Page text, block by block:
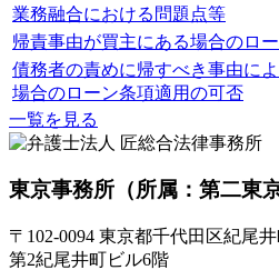
業務融合における問題点等
帰責事由が買主にある場合のロ
債務者の責めに帰すべき事由に
場合のローン条項適用の可否
一覧を見る
東京事務所 （所属：第二東
〒102-0094 東京都千代田区紀尾
第2紀尾井町ビル6階